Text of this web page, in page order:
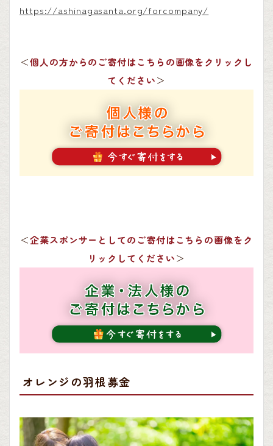
https://ashinagasanta.org/forcompany/
＜個人の方からのご寄付はこちらの画像をクリックし
てください＞
＜企業スポンサーとしてのご寄付はこちらの画像をク
リックしてください＞
オレンジの羽根募金